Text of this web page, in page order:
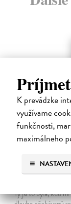
K prevádzke
využívame
funkčnosti,
maximálneho
Město a
Ty jsi to byla, kdo